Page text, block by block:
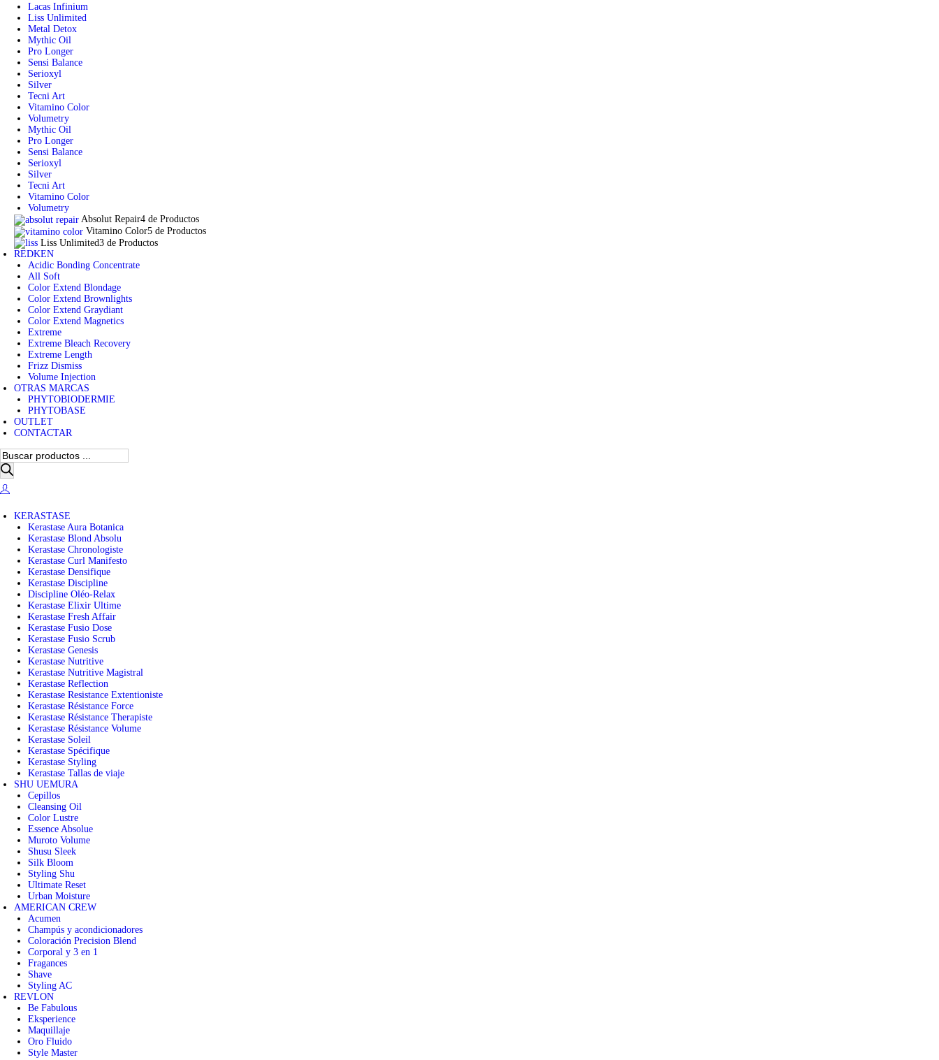
Lacas Infinium
Liss Unlimited
Metal Detox
Mythic Oil
Pro Longer
Sensi Balance
Serioxyl
Silver
Tecni Art
Vitamino Color
Volumetry
Mythic Oil
Pro Longer
Sensi Balance
Serioxyl
Silver
Tecni Art
Vitamino Color
Volumetry
Absolut Repair4 de Productos
Vitamino Color5 de Productos
Liss Unlimited3 de Productos
REDKEN
Acidic Bonding Concentrate
All Soft
Color Extend Blondage
Color Extend Brownlights
Color Extend Graydiant
Color Extend Magnetics
Extreme
Extreme Bleach Recovery
Extreme Length
Frizz Dismiss
Volume Injection
OTRAS MARCAS
PHYTOBIODERMIE
PHYTOBASE
OUTLET
CONTACTAR
B
ú
s
q
d
KERASTASE
Kerastase Aura Botanica
Kerastase Blond Absolu
Kerastase Chronologiste
Kerastase Curl Manifesto
Kerastase Densifique
Kerastase Discipline
Discipline Oléo-Relax
Kerastase Elixir Ultime
Kerastase Fresh Affair
Kerastase Fusio Dose
Kerastase Fusio Scrub
Kerastase Genesis
Kerastase Nutritive
Kerastase Nutritive Magistral
Kerastase Reflection
Kerastase Resistance Extentioniste
Kerastase Résistance Force
Kerastase Résistance Therapiste
Kerastase Résistance Volume
Kerastase Soleil
Kerastase Spécifique
Kerastase Styling
Kerastase Tallas de viaje
SHU UEMURA
Cepillos
Cleansing Oil
Color Lustre
Essence Absolue
Muroto Volume
Shusu Sleek
Silk Bloom
Styling Shu
Ultimate Reset
Urban Moisture
AMERICAN CREW
Acumen
Champús y acondicionadores
Coloración Precision Blend
Corporal y 3 en 1
Fragances
Shave
Styling AC
REVLON
Be Fabulous
Eksperience
Maquillaje
Oro Fluido
Style Master